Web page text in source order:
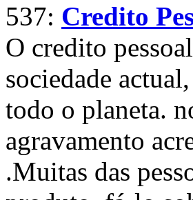
537: Credito
O credito
sociedade
todo o planeta.
agravamento
.Muitas das